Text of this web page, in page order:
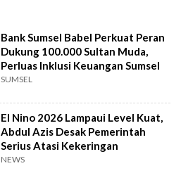
Bank Sumsel Babel Perkuat Peran
Dukung 100.000 Sultan Muda,
Perluas Inklusi Keuangan Sumsel
SUMSEL
El Nino 2026 Lampaui Level Kuat,
Abdul Azis Desak Pemerintah
Serius Atasi Kekeringan
NEWS